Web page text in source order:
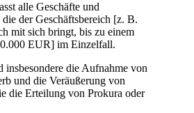
alle Geschäfte und
der Geschäftsbereich [z. B.
mit sich bringt, bis zu einem
EUR] im Einzelfall.
insbesondere die Aufnahme von
und die Veräußerung von
die Erteilung von Prokura oder